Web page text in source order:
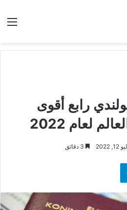
رابع أقوى
لعام 2022
تيلقرام